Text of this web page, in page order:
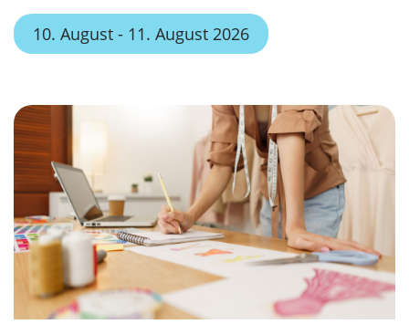
10. August - 11. August 2026